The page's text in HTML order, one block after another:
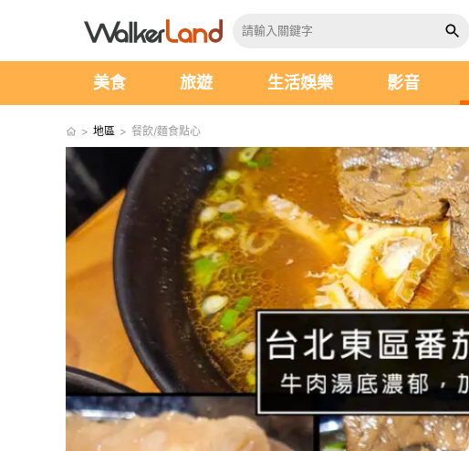
美食 旅遊 生活娛樂 影音
> 地區 > 餐飲/麵食點心